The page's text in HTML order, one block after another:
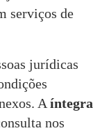
serviços de
jurídicas
A íntegra
nos